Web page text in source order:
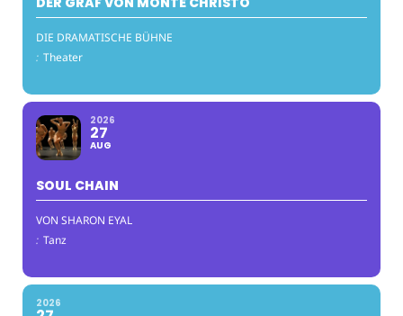
DIE DRAMATISCHE BÜHNE
: Theater
2026
27
AUG
SOUL CHAIN
VON SHARON EYAL
: Tanz
2026